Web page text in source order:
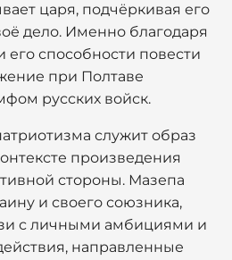
царя, подчёркивая его
дело. Именно благодаря
его способности повести
при Полтаве
русских войск.
служит образ
произведения
стороны. Мазепа
и своего союзника,
с личными амбициями и
направленные